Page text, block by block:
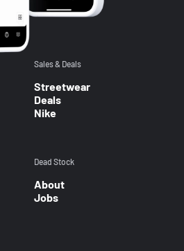
Sales & Deals
Streetwear
Deals
Nike
Dead Stock
About
Jobs